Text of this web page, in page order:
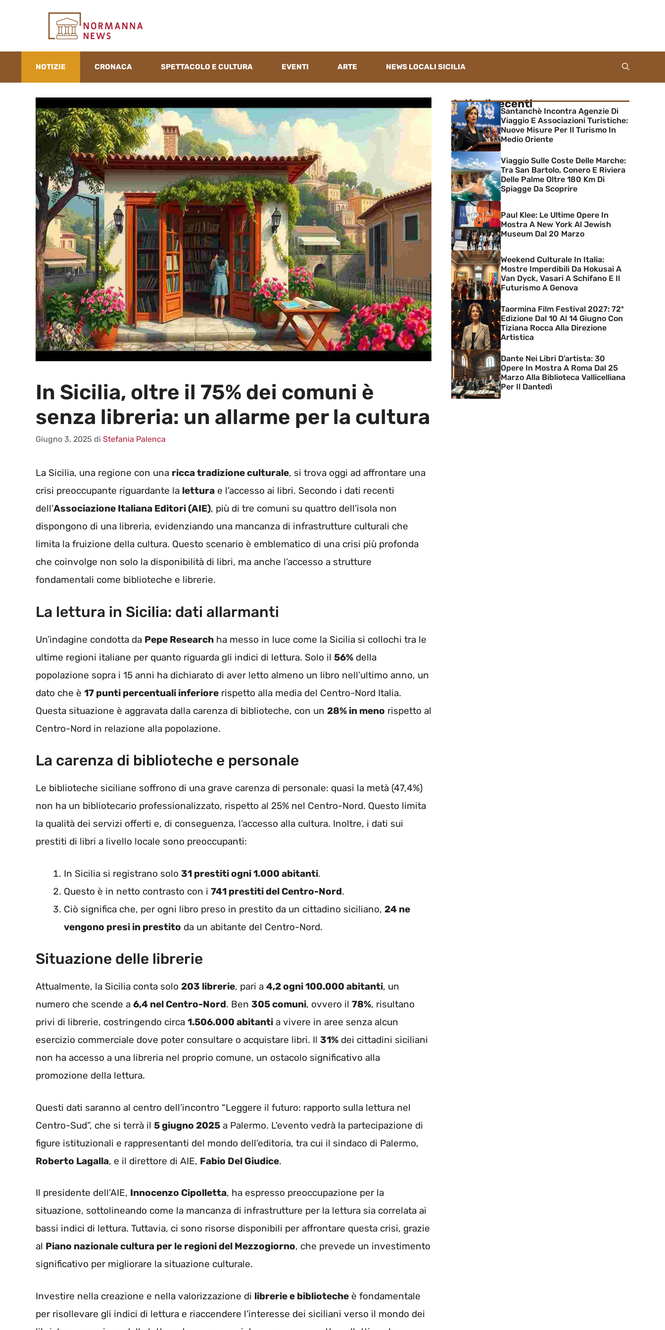
NOTIZIE CRONACA SPETTACOLO E CULTURA EVENTI ARTE NEWS LOCALI SICILIA
In Sicilia, oltre il 75% dei comuni è
senza libreria: un allarme per la cultura
Giugno 3, 2025 di Stefania Palenca
La Sicilia, una regione con una ricca tradizione culturale, si trova oggi ad affrontare una
crisi preoccupante riguardante la lettura e l’accesso ai libri. Secondo i dati recenti
dell’Associazione Italiana Editori (AIE), più di tre comuni su quattro dell’isola non
dispongono di una libreria, evidenziando una mancanza di infrastrutture culturali che
limita la fruizione della cultura. Questo scenario è emblematico di una crisi più profonda
che coinvolge non solo la disponibilità di libri, ma anche l’accesso a strutture
fondamentali come biblioteche e librerie.
La lettura in Sicilia: dati allarmanti
Un’indagine condotta da Pepe Research ha messo in luce come la Sicilia si collochi tra le
ultime regioni italiane per quanto riguarda gli indici di lettura. Solo il 56% della
popolazione sopra i 15 anni ha dichiarato di aver letto almeno un libro nell’ultimo anno, un
dato che è 17 punti percentuali inferiore rispetto alla media del Centro-Nord Italia.
Questa situazione è aggravata dalla carenza di biblioteche, con un 28% in meno rispetto al
Centro-Nord in relazione alla popolazione.
La carenza di biblioteche e personale
Le biblioteche siciliane soffrono di una grave carenza di personale: quasi la metà (47,4%)
non ha un bibliotecario professionalizzato, rispetto al 25% nel Centro-Nord. Questo limita
la qualità dei servizi offerti e, di conseguenza, l’accesso alla cultura. Inoltre, i dati sui
prestiti di libri a livello locale sono preoccupanti:
In Sicilia si registrano solo 31 prestiti ogni 1.000 abitanti.
Questo è in netto contrasto con i 741 prestiti del Centro-Nord.
Ciò significa che, per ogni libro preso in prestito da un cittadino siciliano, 24 ne
vengono presi in prestito da un abitante del Centro-Nord.
Situazione delle librerie
Attualmente, la Sicilia conta solo 203 librerie, pari a 4,2 ogni 100.000 abitanti, un
numero che scende a 6,4 nel Centro-Nord. Ben 305 comuni, ovvero il 78%, risultano
privi di librerie, costringendo circa 1.506.000 abitanti a vivere in aree senza alcun
esercizio commerciale dove poter consultare o acquistare libri. Il 31% dei cittadini siciliani
non ha accesso a una libreria nel proprio comune, un ostacolo significativo alla
promozione della lettura.
Questi dati saranno al centro dell’incontro “Leggere il futuro: rapporto sulla lettura nel
Centro-Sud”, che si terrà il 5 giugno 2025 a Palermo. L’evento vedrà la partecipazione di
figure istituzionali e rappresentanti del mondo dell’editoria, tra cui il sindaco di Palermo,
Roberto Lagalla, e il direttore di AIE, Fabio Del Giudice.
Il presidente dell’AIE, Innocenzo Cipolletta, ha espresso preoccupazione per la
situazione, sottolineando come la mancanza di infrastrutture per la lettura sia correlata ai
bassi indici di lettura. Tuttavia, ci sono risorse disponibili per affrontare questa crisi, grazie
al Piano nazionale cultura per le regioni del Mezzogiorno, che prevede un investimento
significativo per migliorare la situazione culturale.
Investire nella creazione e nella valorizzazione di librerie e biblioteche è fondamentale
per risollevare gli indici di lettura e riaccendere l’interesse dei siciliani verso il mondo dei
Articoli recenti
Santanchè Incontra Agenzie Di
Viaggio E Associazioni Turistiche:
Nuove Misure Per Il Turismo In
Medio Oriente
Viaggio Sulle Coste Delle Marche:
Tra San Bartolo, Conero E Riviera
Delle Palme Oltre 180 Km Di
Spiagge Da Scoprire
Paul Klee: Le Ultime Opere In
Mostra A New York Al Jewish
Museum Dal 20 Marzo
Weekend Culturale In Italia:
Mostre Imperdibili Da Hokusai A
Van Dyck, Vasari A Schifano E Il
Futurismo A Genova
Taormina Film Festival 2027: 72ª
Edizione Dal 10 Al 14 Giugno Con
Tiziana Rocca Alla Direzione
Artistica
Dante Nei Libri D’artista: 30
Opere In Mostra A Roma Dal 25
Marzo Alla Biblioteca Vallicelliana
Per Il Dantedì